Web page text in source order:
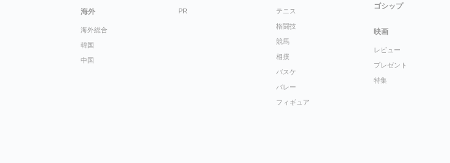
海外
海外総合
韓国
中国
PR テニス
格闘技
競馬
相撲
バスケ
バレー
フィギュア
ゴシップ
映画
レビュー
プレゼント
特集